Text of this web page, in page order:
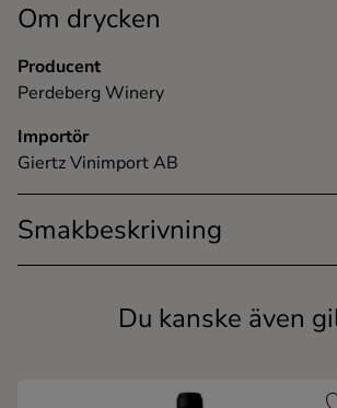
Om drycken
Producent
Perdeberg Winery
Importör
Giertz Vinimport AB
Smakbeskrivning
Du kanske även